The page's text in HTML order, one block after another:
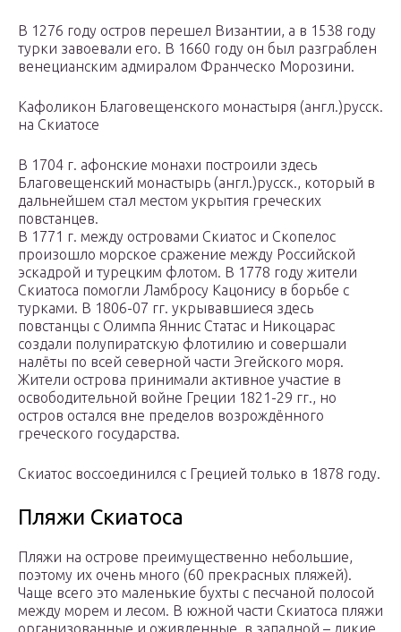
В 1276 году остров перешел Византии, а в 1538 году
турки завоевали его. В 1660 году он был разграблен
венецианским адмиралом Франческо Морозини.
Кафоликон Благовещенского монастыря (англ.)русск.
на Скиатосе
В 1704 г. афонские монахи построили здесь
Благовещенский монастырь (англ.)русск., который в
дальнейшем стал местом укрытия греческих
повстанцев.
В 1771 г. между островами Скиатос и Скопелос
произошло морское сражение между Российской
эскадрой и турецким флотом. В 1778 году жители
Скиатоса помогли Ламбросу Кацонису в борьбе с
турками. В 1806-07 гг. укрывавшиеся здесь
повстанцы с Олимпа Яннис Статас и Никоцарас
создали полупиратскую флотилию и совершали
налёты по всей северной части Эгейского моря.
Жители острова принимали активное участие в
освободительной войне Греции 1821-29 гг., но
остров остался вне пределов возрождённого
греческого государства.
Скиатос воссоединился с Грецией только в 1878 году.
Пляжи Скиатоса
Пляжи на острове преимущественно небольшие,
поэтому их очень много (60 прекрасных пляжей).
Чаще всего это маленькие бухты с песчаной полосой
между морем и лесом. В южной части Скиатоса пляжи
организованные и оживленные, в западной – дикие